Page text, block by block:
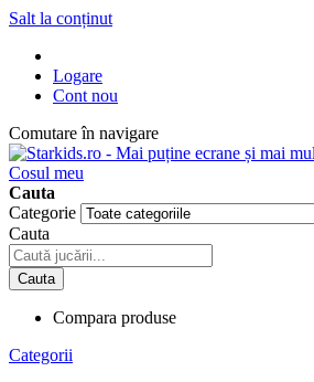
Salt la conținut
Logare
Cont nou
Comutare în navigare
Cosul meu
Cauta
Categorie
Cauta
Cauta
Compara produse
Categorii